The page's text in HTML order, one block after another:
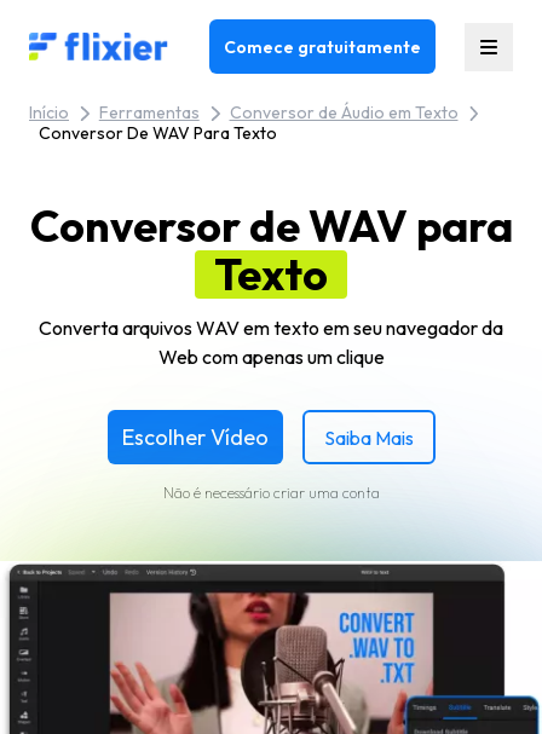
Flixier logo - Home Comece gratuitamente
Início Ferramentas
Conversor de Áudio em Texto
Conversor De WAV Para Texto
Conversor de WAV para
Texto
Converta arquivos WAV em texto em seu navegador da
Web com apenas um clique
Escolher Vídeo Saiba Mais
Não é necessário criar uma conta